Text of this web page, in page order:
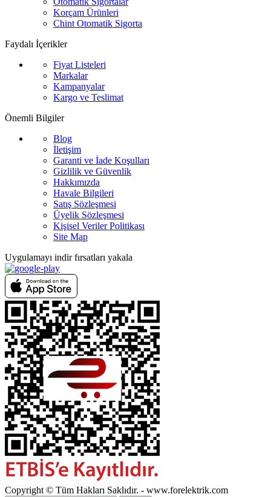
Korçam Ürünleri
Chint Otomatik Sigorta
Faydalı İçerikler
Fiyat Listeleri
Markalar
Kampanyalar
Kargo ve Teslimat
Önemli Bilgiler
Blog
İletişim
Garanti ve İade Koşulları
Gizlilik ve Güvenlik
Hakkımızda
Havale Bilgileri
Satış Sözleşmesi
Üyelik Sözleşmesi
Kişisel Veriler Politikası
Site Map
Uygulamayı indir fırsatları yakala
Copyright © Tüm Hakları Saklıdır. - www.forelektrik.com